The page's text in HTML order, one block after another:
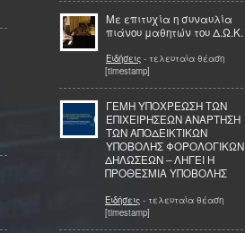
Με επιτυχία η συναυλία
πιάνου μαθητών του Δ.Ω.Κ.
Ειδήσεις - τελευταία θέαση
[timestamp]
ΓΕΜΗ ΥΠΟΧΡΕΩΣΗ ΤΩΝ
ΕΠΙΧΕΙΡΗΣΕΩΝ ΑΝΑΡΤΗΣΗ
ΤΩΝ ΑΠΟΔΕΙΚΤΙΚΩΝ
ΥΠΟΒΟΛΗΣ ΦΟΡΟΛΟΓΙΚΩΝ
ΔΗΛΩΣΕΩΝ – ΛΗΓΕΙ Η
ΠΡΟΘΕΣΜΙΑ ΥΠΟΒΟΛΗΣ
Ειδήσεις - τελευταία θέαση
[timestamp]